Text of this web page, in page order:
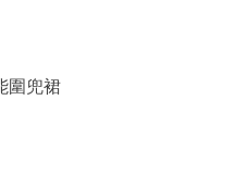
圍兜裙